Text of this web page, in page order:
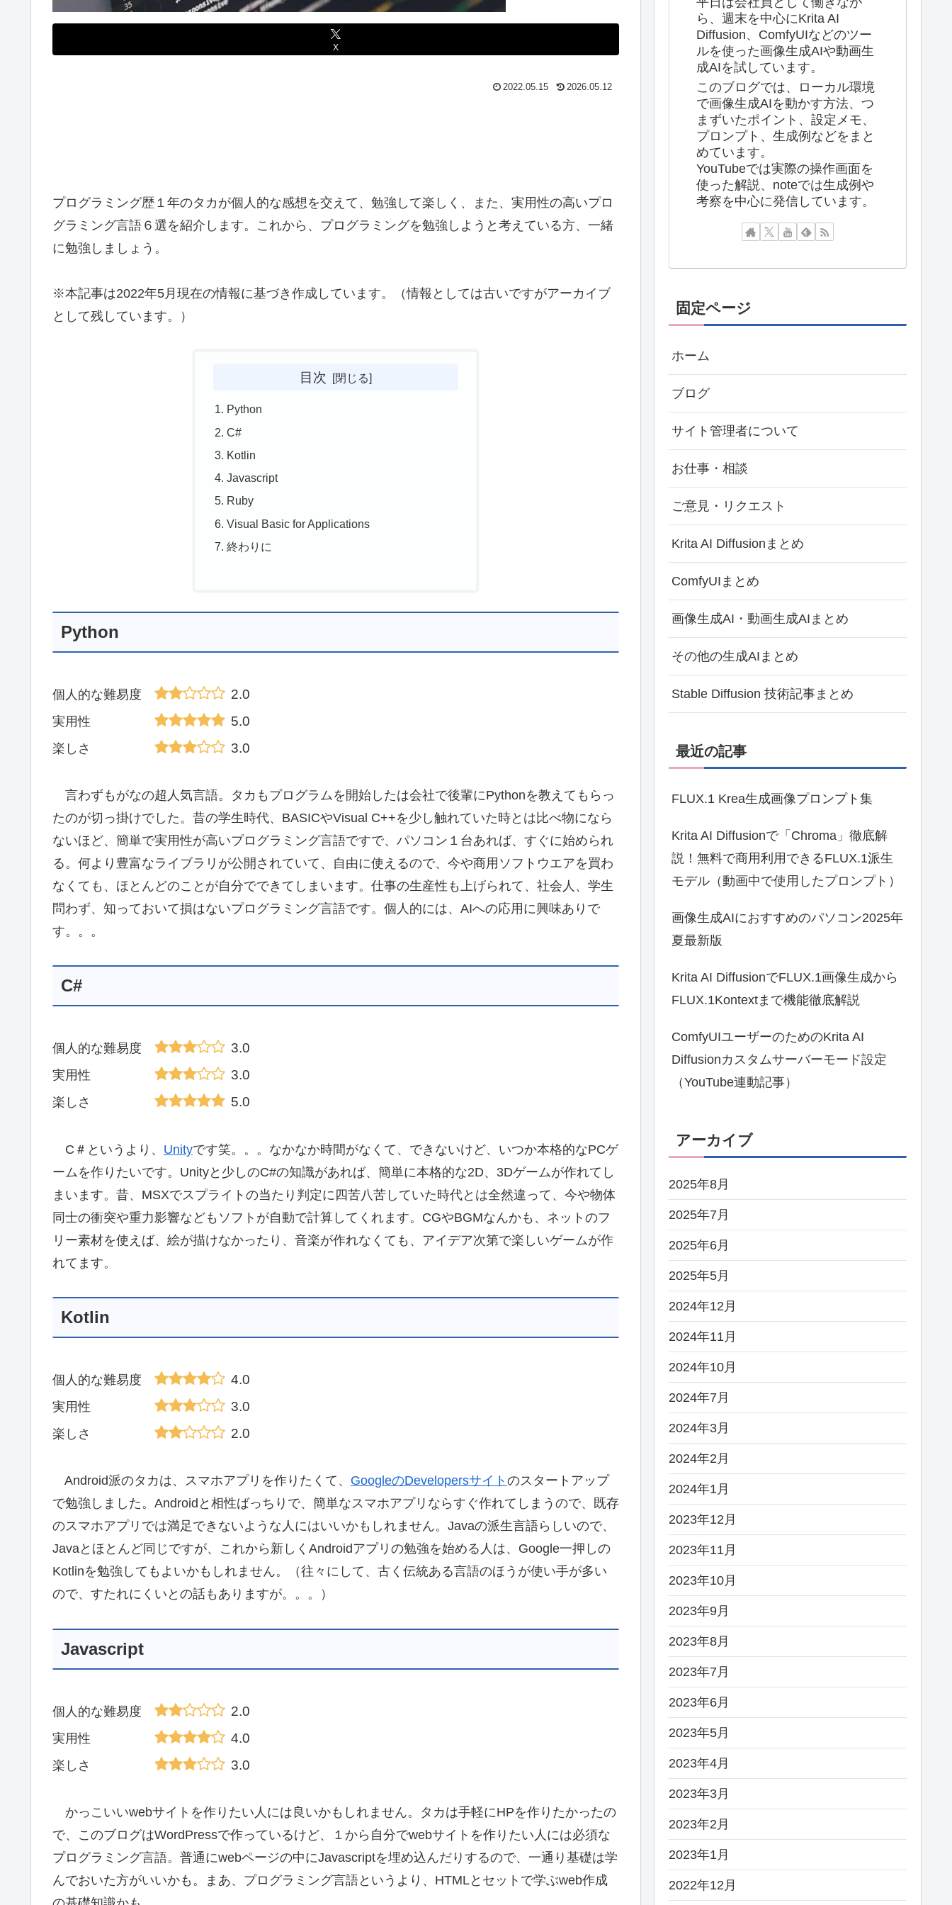
X
2022.05.15 2026.05.12
プログラミング歴１年のタカが個人的な感想を交えて、勉強して楽しく、また、実用性の高いプロ
グラミング言語６選を紹介します。これから、プログラミングを勉強しようと考えている方、一緒
に勉強しましょう。
※本記事は2022年5月現在の情報に基づき作成しています。（情報としては古いですがアーカイブ
として残しています。）
目次
Python
C#
Kotlin
Javascript
Ruby
Visual Basic for Applications
終わりに
Python
個人的な難易度 2.0
実用性 5.0
楽しさ 3.0
言わずもがなの超人気言語。タカもプログラムを開始したは会社で後輩にPythonを教えてもらっ
たのが切っ掛けでした。昔の学生時代、BASICやVisual C++を少し触れていた時とは比べ物になら
ないほど、簡単で実用性が高いプログラミング言語ですで、パソコン１台あれば、すぐに始められ
る。何より豊富なライブラリが公開されていて、自由に使えるので、今や商用ソフトウエアを買わ
なくても、ほとんどのことが自分でできてしまいます。仕事の生産性も上げられて、社会人、学生
問わず、知っておいて損はないプログラミング言語です。個人的には、AIへの応用に興味ありで
す。。。
C#
個人的な難易度 3.0
実用性 3.0
楽しさ 5.0
C＃というより、 Unityです笑。。。なかなか時間がなくて、できないけど、いつか本格的なPCゲ
ームを作りたいです。Unityと少しのC#の知識があれば、簡単に本格的な2D、3Dゲームが作れてし
まいます。昔、MSXでスプライトの当たり判定に四苦八苦していた時代とは全然違って、今や物体
同士の衝突や重力影響などもソフトが自動で計算してくれます。CGやBGMなんかも、ネットのフ
リー素材を使えば、絵が描けなかったり、音楽が作れなくても、アイデア次第で楽しいゲームが作
れてます。
Kotlin
個人的な難易度 4.0
実用性 3.0
楽しさ 2.0
Android派のタカは、スマホアプリを作りたくて、 GoogleのDevelopersサイト のスタートアップ
で勉強しました。Androidと相性ばっちりで、簡単なスマホアプリならすぐ作れてしまうので、既存
のスマホアプリでは満足できないような人にはいいかもしれません。Javaの派生言語らしいので、
Javaとほとんど同じですが、これから新しくAndroidアプリの勉強を始める人は、Google一押しの
Kotlinを勉強してもよいかもしれません。（往々にして、古く伝統ある言語のほうが使い手が多い
ので、すたれにくいとの話もありますが。。。）
Javascript
個人的な難易度 2.0
実用性 4.0
楽しさ 3.0
かっこいいwebサイトを作りたい人には良いかもしれません。タカは手軽にHPを作りたかったの
で、このブログはWordPressで作っているけど、１から自分でwebサイトを作りたい人には必須な
プログラミング言語。普通にwebページの中にJavascriptを埋め込んだりするので、一通り基礎は学
んでおいた方がいいかも。まあ、プログラミング言語というより、HTMLとセットで学ぶweb作成
ら、週末を中心にKrita AI
Diffusion、ComfyUIなどのツー
ルを使った画像生成AIや動画生
成AIを試しています。
このブログでは、ローカル環境
で画像生成AIを動かす方法、つ
まずいたポイント、設定メモ、
プロンプト、生成例などをまと
めています。
YouTubeでは実際の操作画面を
使った解説、noteでは生成例や
考察を中心に発信しています。
固定ページ
ホーム
ブログ
サイト管理者について
お仕事・相談
ご意見・リクエスト
Krita AI Diffusionまとめ
ComfyUIまとめ
画像生成AI・動画生成AIまとめ
その他の生成AIまとめ
Stable Diffusion 技術記事まとめ
最近の記事
FLUX.1 Krea生成画像プロンプト集
Krita AI Diffusionで「Chroma」徹底解
説！無料で商用利用できるFLUX.1派生
モデル（動画中で使用したプロンプト）
画像生成AIにおすすめのパソコン2025年
夏最新版
Krita AI DiffusionでFLUX.1画像生成から
FLUX.1Kontextまで機能徹底解説
ComfyUIユーザーのためのKrita AI
Diffusionカスタムサーバーモード設定
（YouTube連動記事）
アーカイブ
2025年8月
2025年7月
2025年6月
2025年5月
2024年12月
2024年11月
2024年10月
2024年7月
2024年3月
2024年2月
2024年1月
2023年12月
2023年11月
2023年10月
2023年9月
2023年8月
2023年7月
2023年6月
2023年5月
2023年4月
2023年3月
2023年2月
2023年1月
2022年12月